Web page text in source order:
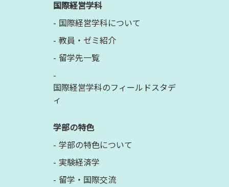
国際経営学科
国際経営学科について
教員・ゼミ紹介
留学先一覧
国際経営学科のフィールドスタデ
ィ
学部の特色
学部の特色について
実験経済学
留学・国際交流